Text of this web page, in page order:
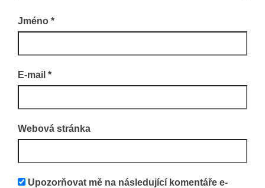
Jméno *
E-mail *
Webová stránka
Upozorňovat mě na následující komentáře e-